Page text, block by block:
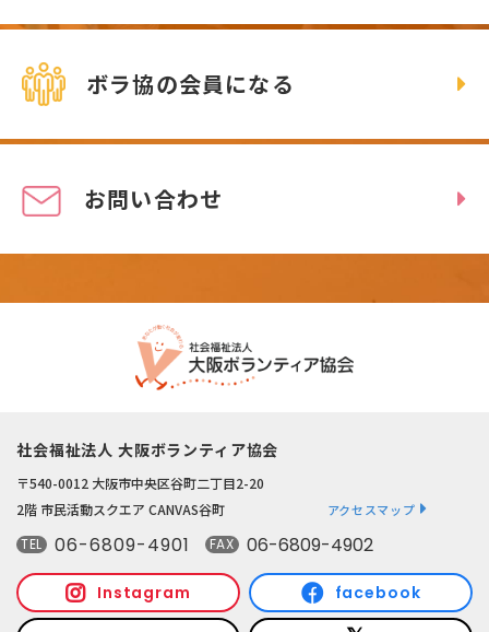
ボラ協の会員になる
お問い合わせ
社会福祉法人 大阪ボランティア協会
〒540-0012 大阪市中央区谷町二丁目2-20
2階 市民活動スクエア CANVAS谷町
アクセスマップ
TEL 06-6809-4901 FAX 06-6809-4902
Instagram facebook